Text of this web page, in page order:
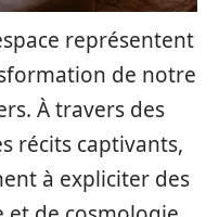
représentent
de notre
À travers des
récits captivants,
à expliciter des